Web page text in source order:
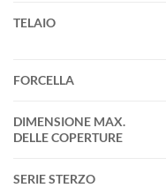
TELAIO
FORCELLA
DIMENSIONE MAX.
DELLE COPERTURE
SERIE STERZO